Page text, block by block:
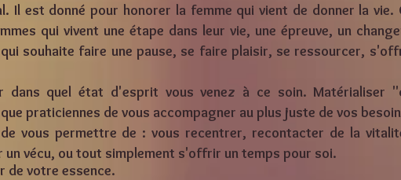
Il est donné pour honorer la femme qui vient de donner la vie.
qui vivent une étape dans leur vie, une épreuve, un
souhaite faire une pause, se faire plaisir, se ressourcer,
dans quel état d'esprit vous venez à ce soin. Matérialiser
praticiennes de vous accompagner au plus juste de vos
vous permettre de : vous recentrer, recontacter de la
vécu, ou tout simplement s'offrir un temps pour soi.
de votre essence.